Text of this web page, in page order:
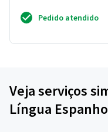
Pedido atendido
Veja serviços
Língua